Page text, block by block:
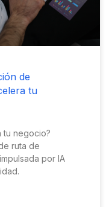
de
tu
tu negocio?
ruta de
por IA